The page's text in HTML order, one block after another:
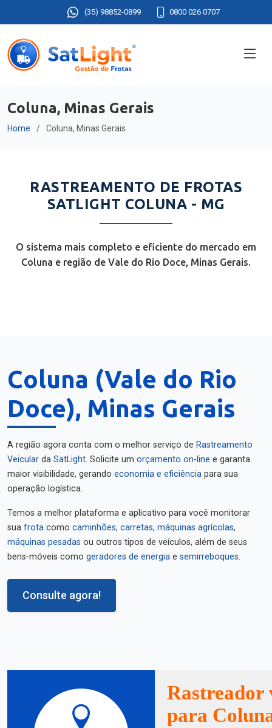
(35) 98852-0899 0800 026 0707
Coluna, Minas Gerais
Home Coluna, Minas Gerais
RASTREAMENTO DE FROTAS
SATLIGHT COLUNA - MG
O sistema mais completo e eficiente do mercado em
Coluna e região de Vale do Rio Doce, Minas Gerais.
Coluna (Vale do Rio
Doce), Minas Gerais
A região agora conta com o melhor serviço de Rastreamento
Veicular da SatLight. Solicite um orçamento on-line e garanta
maior visibilidade, gerando economia e eficiência para sua
operação logística.
Temos a melhor plataforma e aplicativo para você monitorar
sua frota como caminhões, carretas, máquinas agrícolas,
máquinas pesadas ou outros tipos de veículos, além de seus
bens-móveis como geradores de energia e semirreboques.
Consulte agora!
Rastreador
para